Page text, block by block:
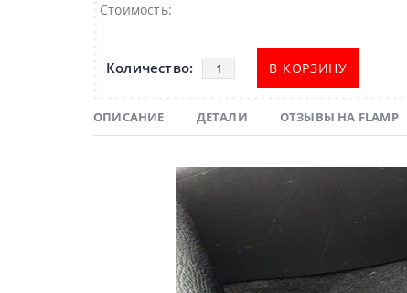
Стоимость:
В КОРЗИНУ
ОПИСАНИЕ ДЕТАЛИ ОТЗЫВЫ НА FLAMP